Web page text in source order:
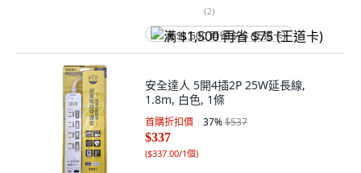
(2)
满 $1,500 再省 $75 (王道卡)
安全達人 5開4插2P 25W延長線,
1.8m, 白色, 1條
首購折扣價 37%$537
$337
($337.00/1個)